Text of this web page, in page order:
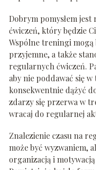
Dobrym pomysłem
ćwiczeń, który będzie
Wspólne treningi mogą
przyjemne, a także
regularnych ćwiczeń.
aby nie poddawać się
konsekwentnie dążyć
zdarzy się przerwa w
wracaj do regularnej
Znalezienie czasu na
może być wyzwaniem,
organizacją i